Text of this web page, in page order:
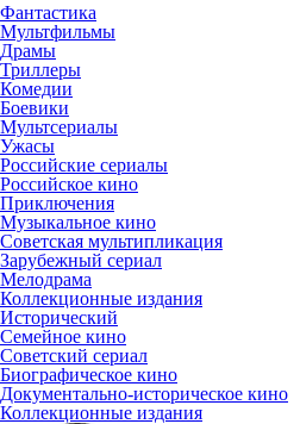
Фантастика
Мультфильмы
Драмы
Триллеры
Комедии
Боевики
Мультсериалы
Ужасы
Российские сериалы
Российское кино
Приключения
Музыкальное кино
Советская мультипликация
Зарубежный сериал
Мелодрама
Коллекционные издания
Исторический
Семейное кино
Советский сериал
Биографическое кино
Документально-историческое кино
Коллекционные издания